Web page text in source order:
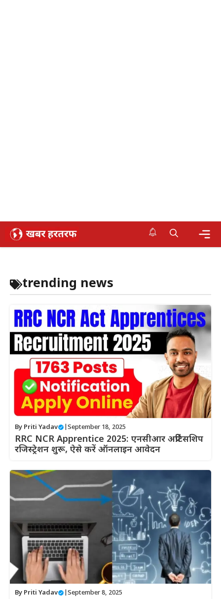
Skip
trending news
By Priti Yadav September 18, 2025
RRC NCR Apprentice 2025: एनसीआर अप्रेंटिसशिप
रजिस्ट्रेशन शुरू, ऐसे करें ऑनलाइन आवेदन
By Priti Yadav September 8, 2025